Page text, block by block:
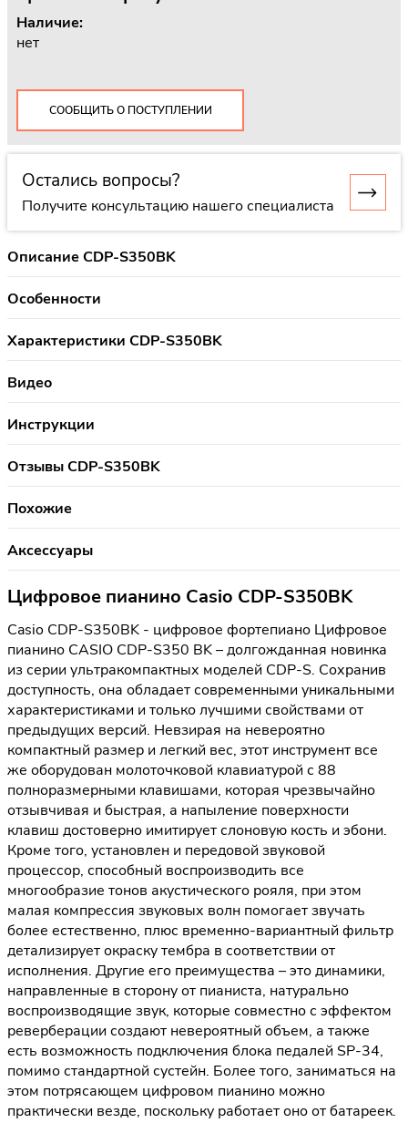
Наличие:
нет
СООБЩИТЬ О ПОСТУПЛЕНИИ
Остались вопросы?
Получите консультацию нашего специалиста
Описание CDP-S350BK
Особенности
Характеристики CDP-S350BK
Видео
Инструкции
Отзывы CDP-S350BK
Похожие
Аксессуары
Цифровое пианино Casio CDP-S350BK
Casio CDP-S350BK - цифровое фортепиано Цифровое
пианино CASIO CDP-S350 BK – долгожданная новинка
из серии ультракомпактных моделей CDP-S. Сохранив
доступность, она обладает современными уникальными
характеристиками и только лучшими свойствами от
предыдущих версий. Невзирая на невероятно
компактный размер и легкий вес, этот инструмент все
же оборудован молоточковой клавиатурой с 88
полноразмерными клавишами, которая чрезвычайно
отзывчивая и быстрая, а напыление поверхности
клавиш достоверно имитирует слоновую кость и эбони.
Кроме того, установлен и передовой звуковой
процессор, способный воспроизводить все
многообразие тонов акустического рояля, при этом
малая компрессия звуковых волн помогает звучать
более естественно, плюс временно-вариантный фильтр
детализирует окраску тембра в соответствии от
исполнения. Другие его преимущества – это динамики,
направленные в сторону от пианиста, натурально
воспроизводящие звук, которые совместно с эффектом
реверберации создают невероятный объем, а также
есть возможность подключения блока педалей SP-34,
помимо стандартной сустейн. Более того, заниматься на
этом потрясающем цифровом пианино можно
практически везде, поскольку работает оно от батареек.